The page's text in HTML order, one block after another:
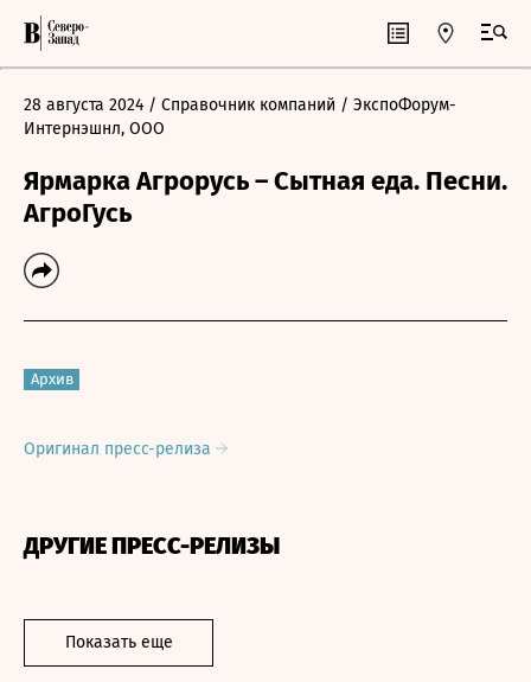
28 августа 2024 / Справочник компаний / ЭкспоФорум-
Интернэшнл, ООО
Ярмарка Агрорусь – Сытная еда. Песни.
АгроГусь
Архив
Оригинал пресс-релиза
ДРУГИЕ ПРЕСС-РЕЛИЗЫ
Показать еще